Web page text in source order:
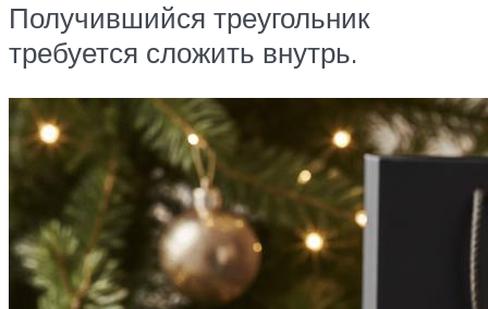
Получившийся треугольник
требуется сложить внутрь.